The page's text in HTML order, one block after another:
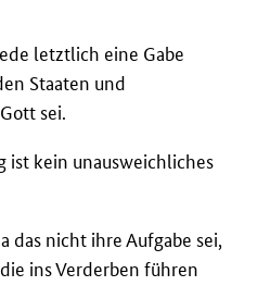
letztlich eine Gabe
Staaten und
sei.
ist kein unausweichliches
das nicht ihre Aufgabe sei,
ins Verderben führen